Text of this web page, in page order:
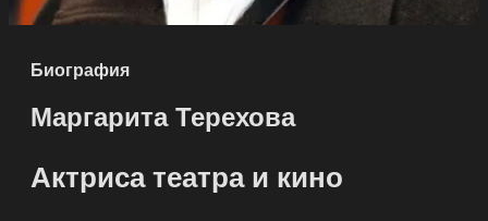
Биография
Маргарита Терехова
Актриса театра и кино